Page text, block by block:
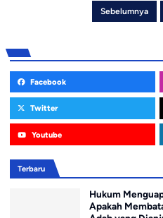
Sebelumnya
Facebook
Twitter
Youtube
Terbaru
Hukum
Apakah